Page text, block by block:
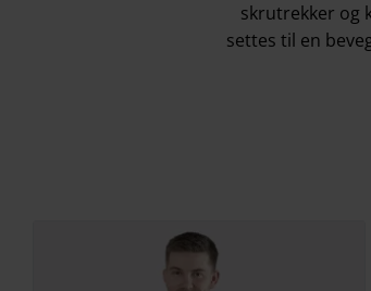
skrutrekker og
settes til en